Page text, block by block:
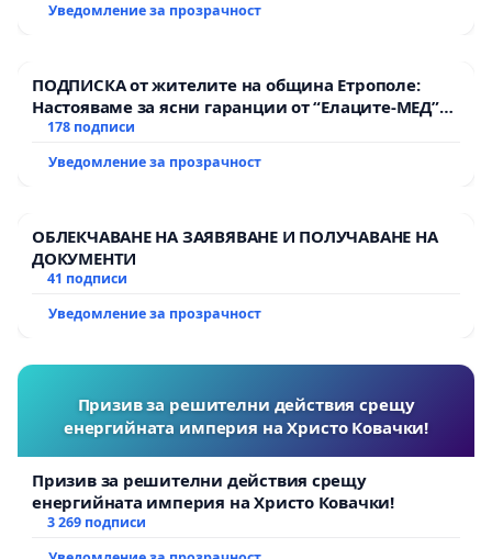
Уведомление за прозрачност
ПОДПИСКА от жителите на община Етрополе:
Настояваме за ясни гаранции от “Елаците-МЕД”
АД и от държавата, че ще се изпълнят всички
178 подписи
Уведомление за прозрачност
ОБЛЕКЧАВАНЕ НА ЗАЯВЯВАНЕ И ПОЛУЧАВАНЕ НА
ДОКУМЕНТИ
41 подписи
Уведомление за прозрачност
Призив за решителни действия срещу
енергийната империя на Христо Ковачки!
Призив за решителни действия срещу
енергийната империя на Христо Ковачки!
3 269 подписи